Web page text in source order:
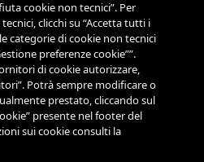
cookie non tecnici”. Per
clicchi su “Accetta tutti i
categorie di cookie non tecnici
preferenze cookie””.
di cookie autorizzare,
Potrà sempre modificare o
prestato, cliccando sul
presente nel footer del
sui cookie consulti la